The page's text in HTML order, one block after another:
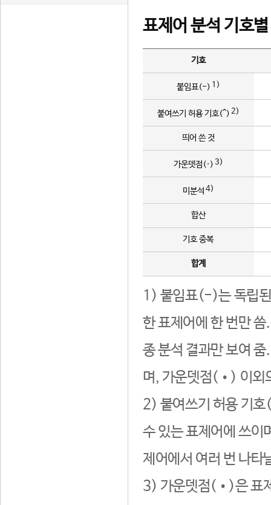
표제어 분석 기호
기호
붙임표(-) 1)
붙여쓰기 허용 기호(^) 2)
띄어 쓴 것
가운뎃점(·) 3)
미분석 4)
합산
기호 중복
합계
1) 붙임표(-)는 독립된
한 표제어에 한 번만
종 분석 결과만 보여
며, 가운뎃점(•) 이외
2) 붙여쓰기 허용 기호
수 있는 표제어에 쓰이
제어에서 여러 번 나타
3) 가운뎃점(•)은 표